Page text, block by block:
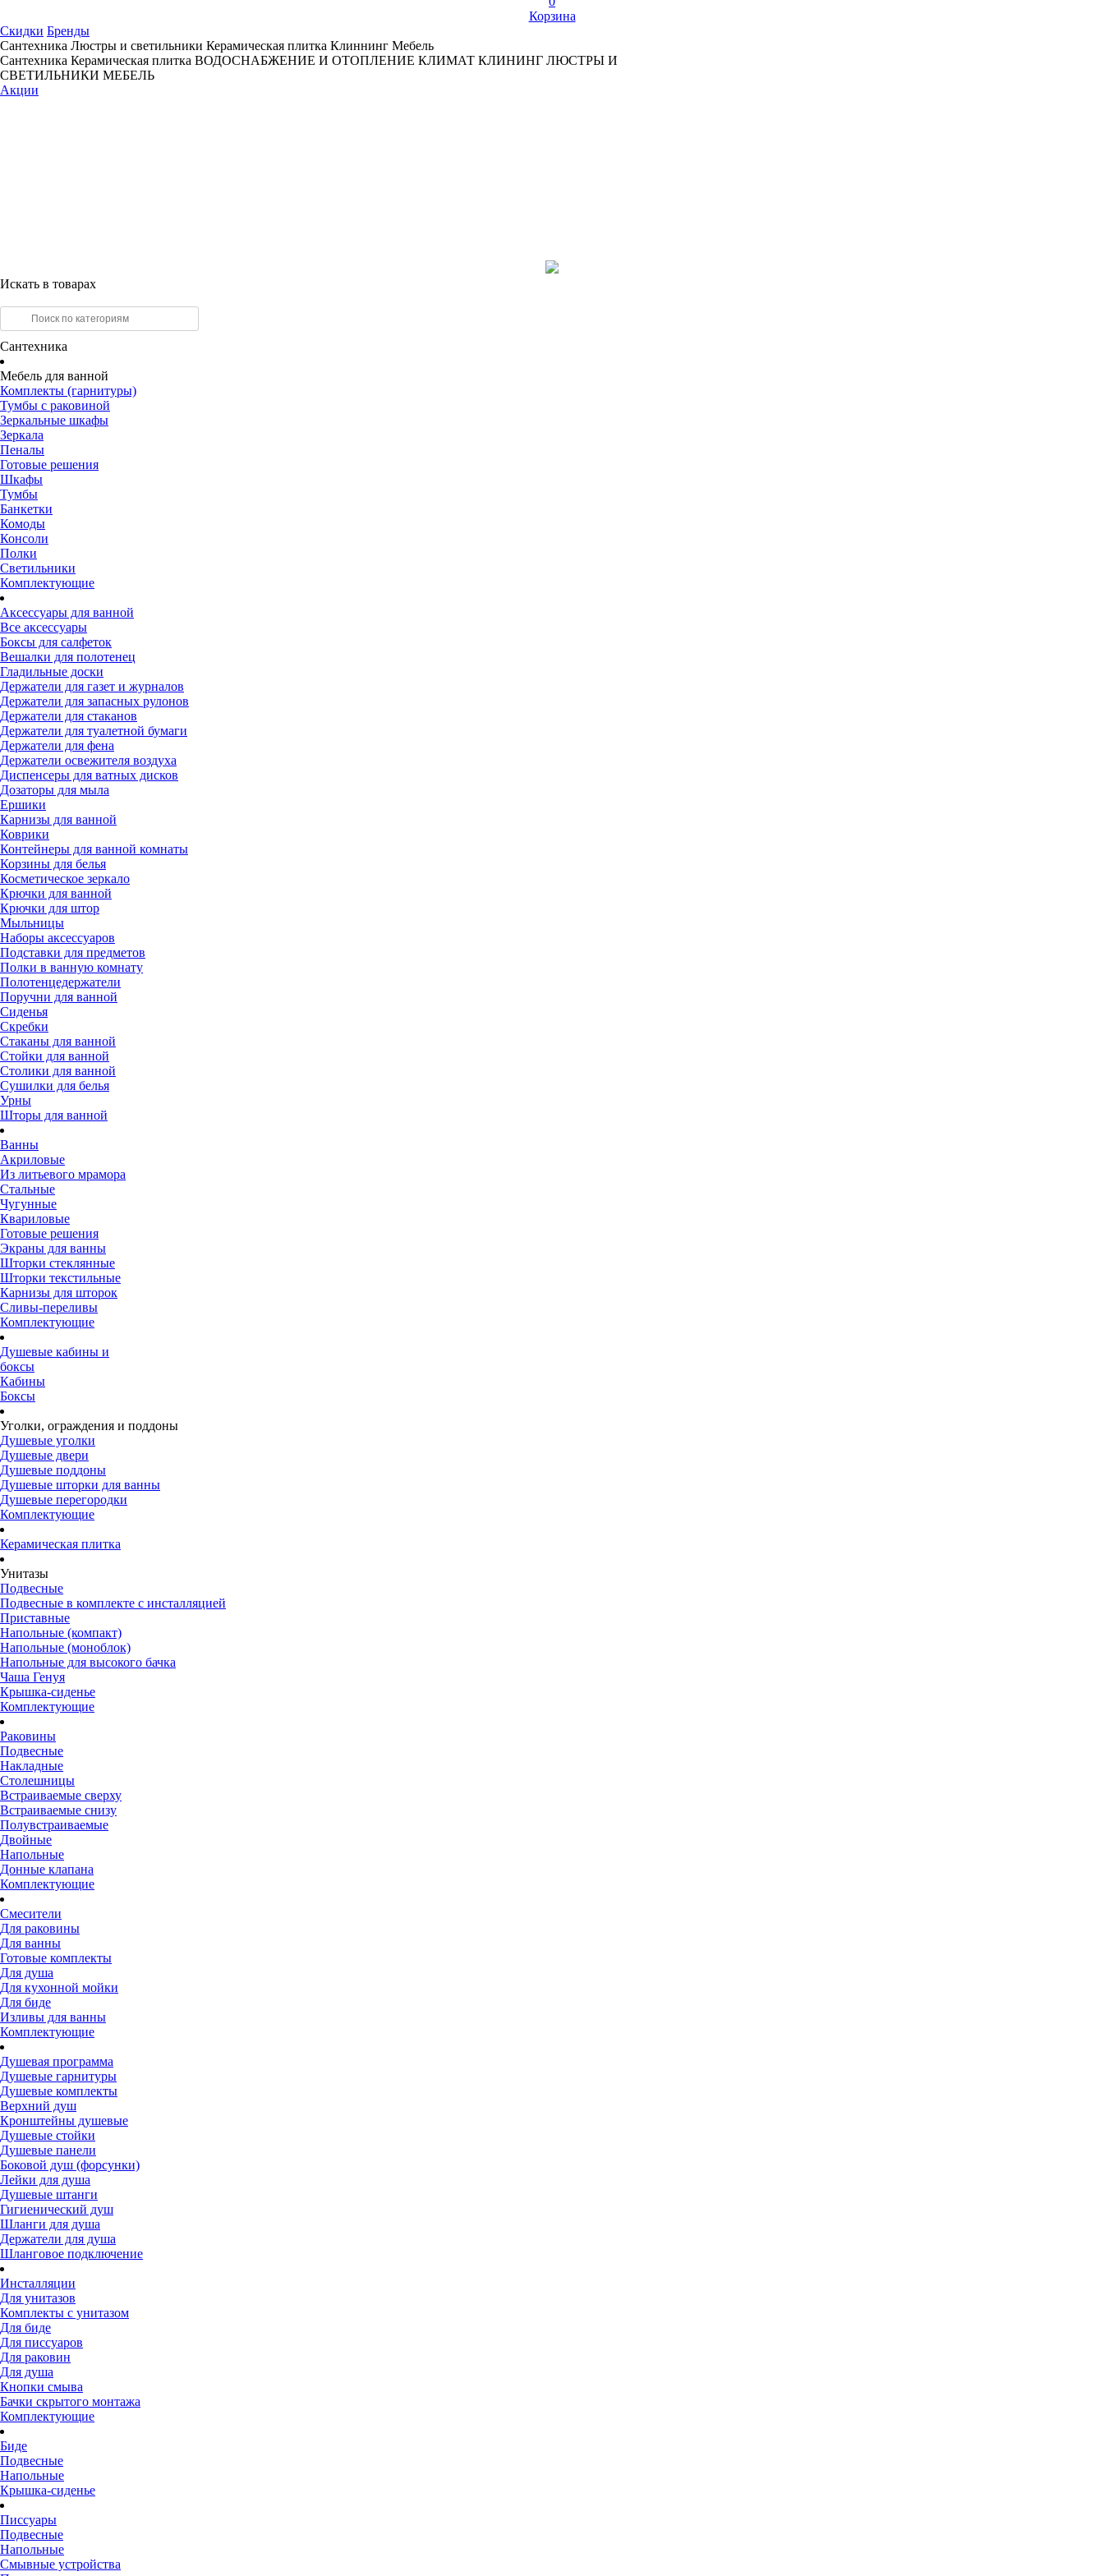
Корзина
Скидки Бренды
Сантехника Люстры и светильники Керамическая плитка Клиннинг Мебель
Сантехника Керамическая плитка ВОДОСНАБЖЕНИЕ И ОТОПЛЕНИЕ КЛИМАТ КЛИНИНГ ЛЮСТРЫ И
СВЕТИЛЬНИКИ МЕБЕЛЬ
Акции
Искать в товарах
Сантехника
Мебель для ванной
Комплекты (гарнитуры)
Тумбы с раковиной
Зеркальные шкафы
Зеркала
Пеналы
Готовые решения
Шкафы
Тумбы
Банкетки
Комоды
Консоли
Полки
Светильники
Комплектующие
Аксессуары для ванной
Все аксессуары
Боксы для салфеток
Вешалки для полотенец
Гладильные доски
Держатели для газет и журналов
Держатели для запасных рулонов
Держатели для стаканов
Держатели для туалетной бумаги
Держатели для фена
Держатели освежителя воздуха
Диспенсеры для ватных дисков
Дозаторы для мыла
Ершики
Карнизы для ванной
Коврики
Контейнеры для ванной комнаты
Корзины для белья
Косметическое зеркало
Крючки для ванной
Крючки для штор
Мыльницы
Наборы аксессуаров
Подставки для предметов
Полки в ванную комнату
Полотенцедержатели
Поручни для ванной
Сиденья
Скребки
Стаканы для ванной
Стойки для ванной
Столики для ванной
Сушилки для белья
Урны
Шторы для ванной
Ванны
Акриловые
Из литьевого мрамора
Стальные
Чугунные
Квариловые
Готовые решения
Экраны для ванны
Шторки стеклянные
Шторки текстильные
Карнизы для шторок
Сливы-переливы
Комплектующие
Душевые кабины и
боксы
Кабины
Боксы
Уголки, ограждения и поддоны
Душевые уголки
Душевые двери
Душевые поддоны
Душевые шторки для ванны
Душевые перегородки
Комплектующие
Керамическая плитка
Унитазы
Подвесные
Подвесные в комплекте с инсталляцией
Приставные
Напольные (компакт)
Напольные (моноблок)
Напольные для высокого бачка
Чаша Генуя
Крышка-сиденье
Комплектующие
Раковины
Подвесные
Накладные
Столешницы
Встраиваемые сверху
Встраиваемые снизу
Полувстраиваемые
Двойные
Напольные
Донные клапана
Комплектующие
Смесители
Для раковины
Для ванны
Готовые комплекты
Для душа
Для кухонной мойки
Для биде
Изливы для ванны
Комплектующие
Душевая программа
Душевые гарнитуры
Душевые комплекты
Верхний душ
Кронштейны душевые
Душевые стойки
Душевые панели
Боковой душ (форсунки)
Лейки для душа
Душевые штанги
Гигиенический душ
Шланги для душа
Держатели для душа
Шланговое подключение
Инсталляции
Для унитазов
Комплекты с унитазом
Для биде
Для писсуаров
Для раковин
Для душа
Кнопки смыва
Бачки скрытого монтажа
Комплектующие
Биде
Подвесные
Напольные
Крышка-сиденье
Писсуары
Подвесные
Напольные
Смывные устройства